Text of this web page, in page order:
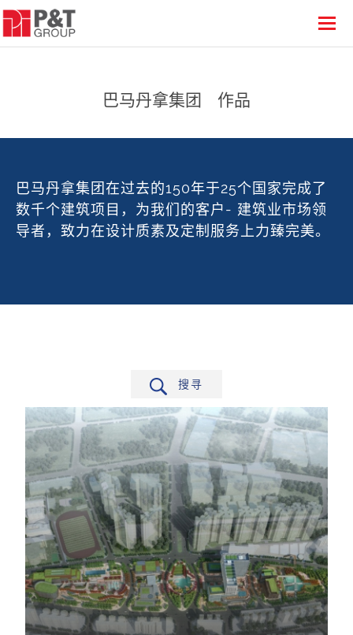
巴马丹拿集团 作品
巴马丹拿集团在过去的150年于25个国家完成了
数千个建筑项目，为我们的客户- 建筑业市场领
导者，致力在设计质素及定制服务上力臻完美。
搜寻
筛选